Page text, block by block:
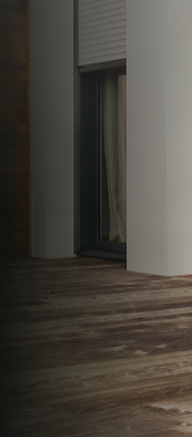
Chemillé-en-Anjou
N2PRO
roulant officiel
usines sans
technique
07 83 35
MON DEVIS
Voir tous nos